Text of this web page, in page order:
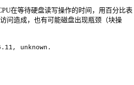
在等待硬盘读写操作的时间，用百分比表
问造成，也有可能磁盘出现瓶颈（块操
unknown.